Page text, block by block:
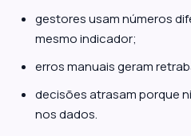
gestores usam números
mesmo indicador;
erros manuais geram
decisões atrasam porque
nos dados.